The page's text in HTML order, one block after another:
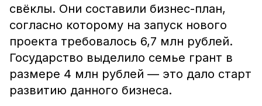
свёклы. Они составили бизнес-план,
согласно которому на запуск нового
проекта требовалось 6,7 млн рублей.
Государство выделило семье грант в
размере 4 млн рублей — это дало старт
развитию данного бизнеса.